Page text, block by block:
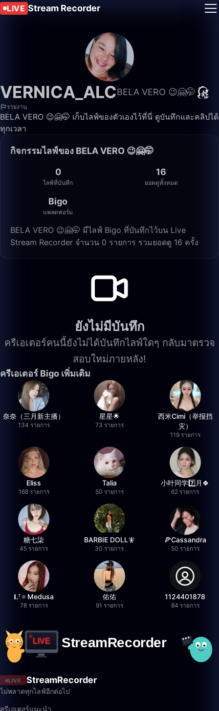
LIVE Stream Recorder
VERNICA_ALCBELA VERO 😉🤗🤭
รายงาน
BELA VERO 😉🤗🤭 เก็บไลฟ์ของตัวเองไว้ที่นี่ ดูบันทึกและคลิปได้
ทุกเวลา
กิจกรรมไลฟ์ของ BELA VERO 😉🤗🤭
0
ไลฟ์ที่บันทึก
16
ยอดดูทั้งหมด
Bigo
แพลตฟอร์ม
BELA VERO 😉🤗🤭 มีไลฟ์ Bigo ที่บันทึกไว้บน Live
Stream Recorder จำนวน 0 รายการ รวมยอดดู 16 ครั้ง
ยังไม่มีบันทึก
ครีเอเตอร์คนนี้ยังไม่ได้บันทึกไลฟ์ใดๆ กลับมาตรวจ
สอบใหม่ภายหลัง!
ครีเอเตอร์ Bigo เพิ่มเติม
奈奈（三月新主播）
134 รายการ
星星🌟
73 รายการ
西米Cimi（举报挡
灾）
119 รายการ
Eliss
168 รายการ
Talia
50 รายการ
小叶同学7️⃣月🍀
62 รายการ
糖七柒
45 รายการ
BARBIE DOLL🧚
30 รายการ
🍕Cassandra
50 รายการ
𝐋ᵀ🔅Medusa
78 รายการ
佑佑
91 รายการ
1124401878
84 รายการ
LIVE StreamRecorder
ไม่พลาดทุกไลฟ์อีกต่อไป
ครีเอเตอร์แนะนำ